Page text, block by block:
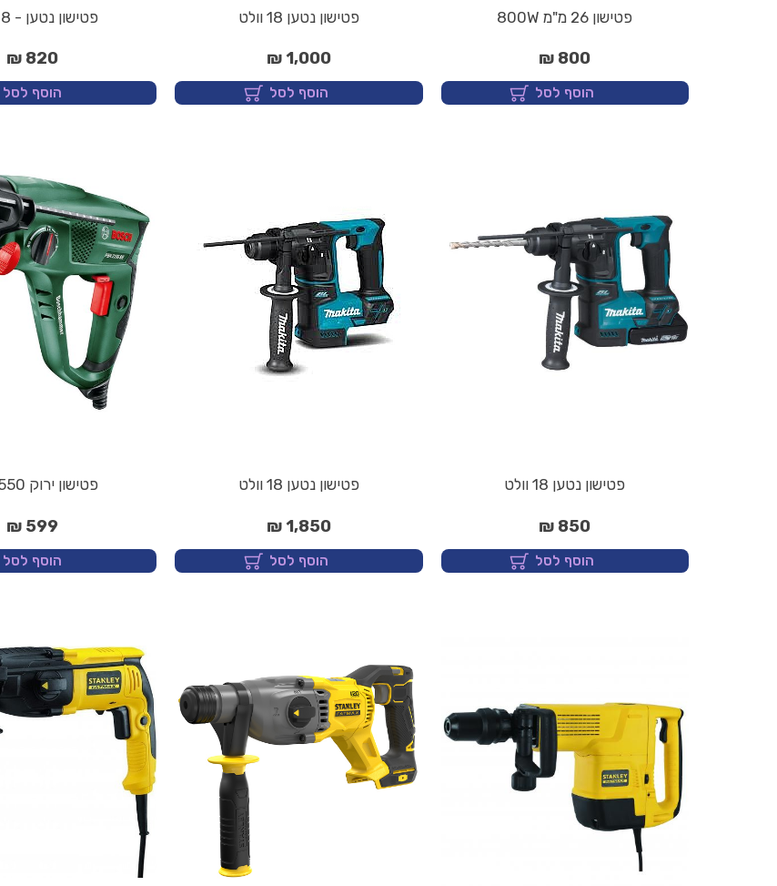
פטישון 26 מ"מ 800W
800 ₪
הוסף לסל
פטישון נטען 18 וולט
1,000 ₪
הוסף לסל
פטישון נטען - 18 וולט
820 ₪
הוסף לסל
פטישון נטען 18 וולט
850 ₪
הוסף לסל
פטישון נטען 18 וולט
1,850 ₪
הוסף לסל
פטישון ירוק 550 וואט
599 ₪
הוסף לסל